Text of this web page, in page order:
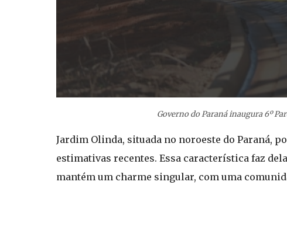
Governo do Paraná inaugura 6º
Jardim Olinda, situada no noroeste do Paraná,
estimativas recentes. Essa característica faz
mantém um charme singular, com uma